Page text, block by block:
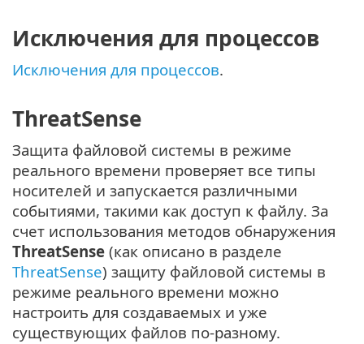
Исключения для процессов
Исключения для процессов.
ThreatSense
Защита файловой системы в режиме
реального времени проверяет все типы
носителей и запускается различными
событиями, такими как доступ к файлу. За
счет использования методов обнаружения
ThreatSense (как описано в разделе
ThreatSense) защиту файловой системы в
режиме реального времени можно
настроить для создаваемых и уже
существующих файлов по-разному.